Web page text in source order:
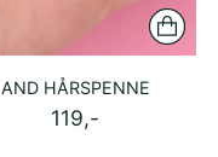
AND HÅRSPENNE
119,-